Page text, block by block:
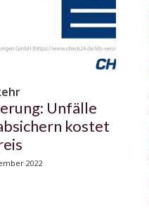
Unfälle
kostet
2022